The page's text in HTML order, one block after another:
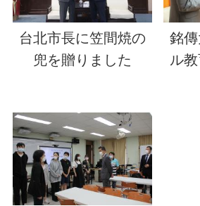
台北市長に笠間焼の
兜を贈りました
銘
ル